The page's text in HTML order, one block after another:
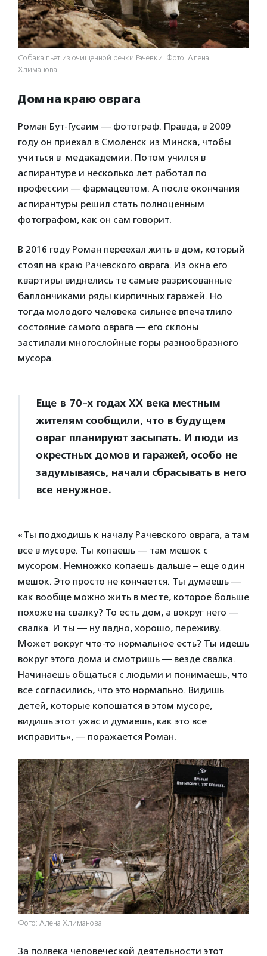
Собака пьет из очищенной речки Рачевки. Фото: Алена
Хлиманова
Дом на краю оврага
Роман Бут-Гусаим — фотограф. Правда, в 2009
году он приехал в Смоленск из Минска, чтобы
учиться в медакадемии. Потом учился в
аспирантуре и несколько лет работал по
профессии — фармацевтом. А после окончания
аспирантуры решил стать полноценным
фотографом, как он сам говорит.
В 2016 году Роман переехал жить в дом, который
стоял на краю Рачевского оврага. Из окна его
квартиры виднелись те самые разрисованные
баллончиками ряды кирпичных гаражей. Но
тогда молодого человека сильнее впечатлило
состояние самого оврага — его склоны
застилали многослойные горы разнообразного
мусора.
Еще в 70-х годах XX века местным
жителям сообщили, что в будущем
овраг планируют засыпать. И люди из
окрестных домов и гаражей, особо не
задумываясь, начали сбрасывать в него
все ненужное.
«Ты подходишь к началу Рачевского оврага, а там
все в мусоре. Ты копаешь — там мешок с
мусором. Немножко копаешь дальше – еще один
мешок. Это просто не кончается. Ты думаешь —
как вообще можно жить в месте, которое больше
похоже на свалку? То есть дом, а вокруг него —
свалка. И ты — ну ладно, хорошо, переживу.
Может вокруг что-то нормальное есть? Ты идешь
вокруг этого дома и смотришь — везде свалка.
Начинаешь общаться с людьми и понимаешь, что
все согласились, что это нормально. Видишь
детей, которые копошатся в этом мусоре,
видишь этот ужас и думаешь, как это все
исправить», — поражается Роман.
Фото: Алена Хлиманова
За полвека человеческой деятельности этот